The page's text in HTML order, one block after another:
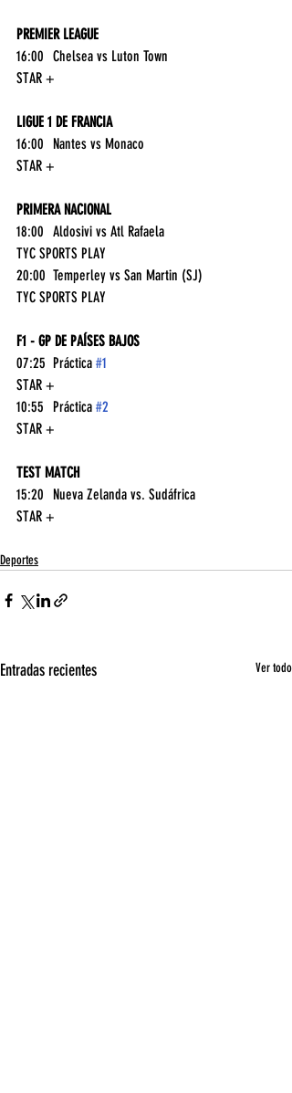
PREMIER LEAGUE
STAR +
LIGUE 1 DE FRANCIA
STAR +
PRIMERA NACIONAL
TYC SPORTS PLAY
TYC SPORTS PLAY
F1 - GP DE PAÍSES BAJOS
07:25	Práctica #1
STAR +
10:55	Práctica #2
STAR +
TEST MATCH
STAR +
Deportes
Entradas recientes Ver todo